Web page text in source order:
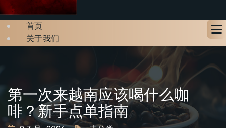
首页
关于我们
联系我们
预订座位
第一次来越南应该喝什么咖
啡？新手点单指南